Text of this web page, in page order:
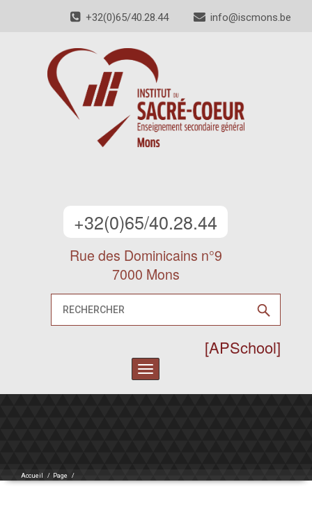
+32(0)65/40.28.44 info@iscmons.be
+32(0)65/40.28.44
Rue des Dominicains n°9
7000 Mons
[APSchool]
Toggle
navigation
Accueil / Page /